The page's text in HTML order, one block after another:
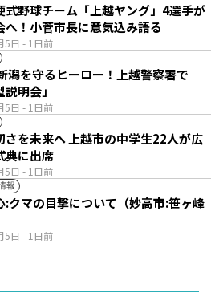
5日 - 1日前
式野球チーム「上越ヤング」4選手が
へ！小菅市長に意気込み語る
5日 - 1日前
潟を守るヒーロー！上越警察署で
説明会」
5日 - 1日前
さを未来へ 上越市の中学生22人が広
典に出席
報
5日 - 1日前
:クマの目撃について（妙高市:笹ヶ峰